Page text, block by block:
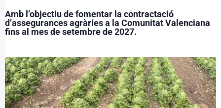
Amb l’objectiu de fomentar la contractació
d’assegurances agràries a la Comunitat Valenciana
fins al mes de setembre de 2027.